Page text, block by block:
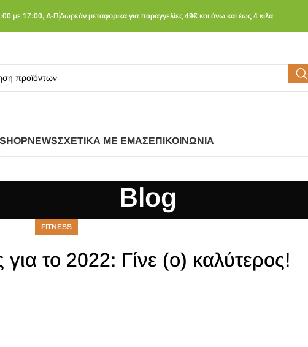
με 17:00, Δ-ΠΔωρεάν μεταφορικά για παραγγελίες 49€ και άνω και έως 4 κιλά
SHOPNEWSΣΧΕΤΙΚΆ ΜΕ ΕΜΆΣΕΠΙΚΟΙΝΩΝΊΑ
Blog
FITNESS
το 2022: Γίνε (ο) καλύτερος!